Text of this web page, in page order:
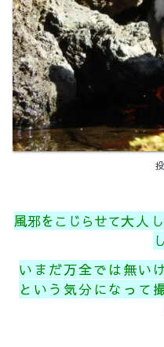
風邪をこじらせて大人
いまだ万全では無い
という気分になって